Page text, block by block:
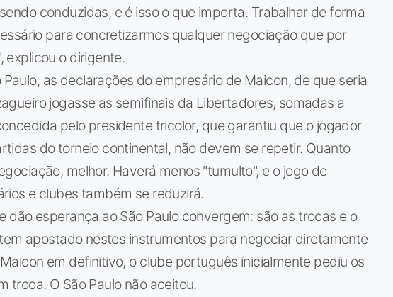
conduzidas, e é isso o que importa. Trabalhar de forma
para concretizarmos qualquer negociação que por
explicou o dirigente.
as declarações do empresário de Maicon, de que seria
jogasse as semifinais da Libertadores, somadas a
pelo presidente tricolor, que garantiu que o jogador
do torneio continental, não devem se repetir. Quanto
melhor. Haverá menos "tumulto", e o jogo de
e clubes também se reduzirá.
dão esperança ao São Paulo convergem: são as trocas e o
apostado nestes instrumentos para negociar diretamente
em definitivo, o clube português inicialmente pediu os
troca. O São Paulo não aceitou.